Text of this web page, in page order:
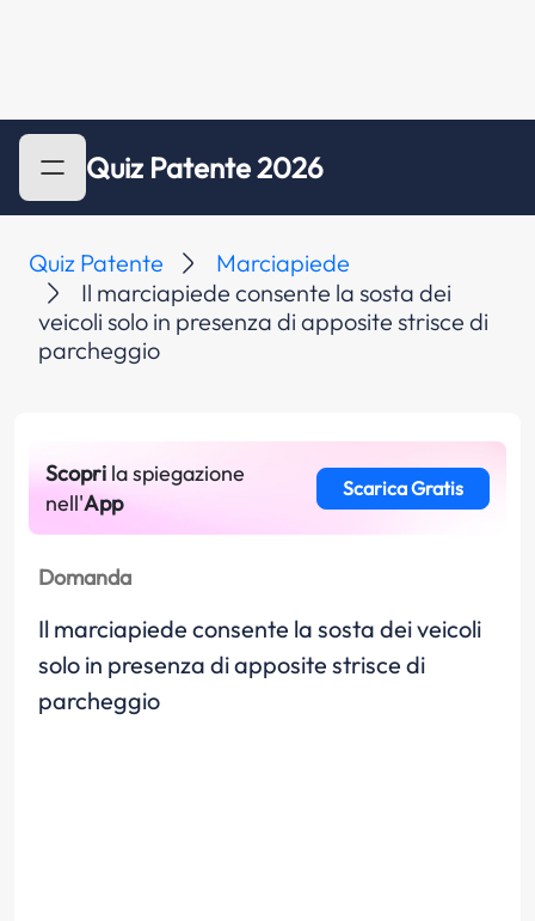
Quiz Patente 2026
Quiz Patente
Marciapiede
Il marciapiede consente la sosta dei
veicoli solo in presenza di apposite strisce di
parcheggio
Scopri la spiegazione
nell'App
Scarica Gratis
Domanda
Il marciapiede consente la sosta dei veicoli
solo in presenza di apposite strisce di
parcheggio